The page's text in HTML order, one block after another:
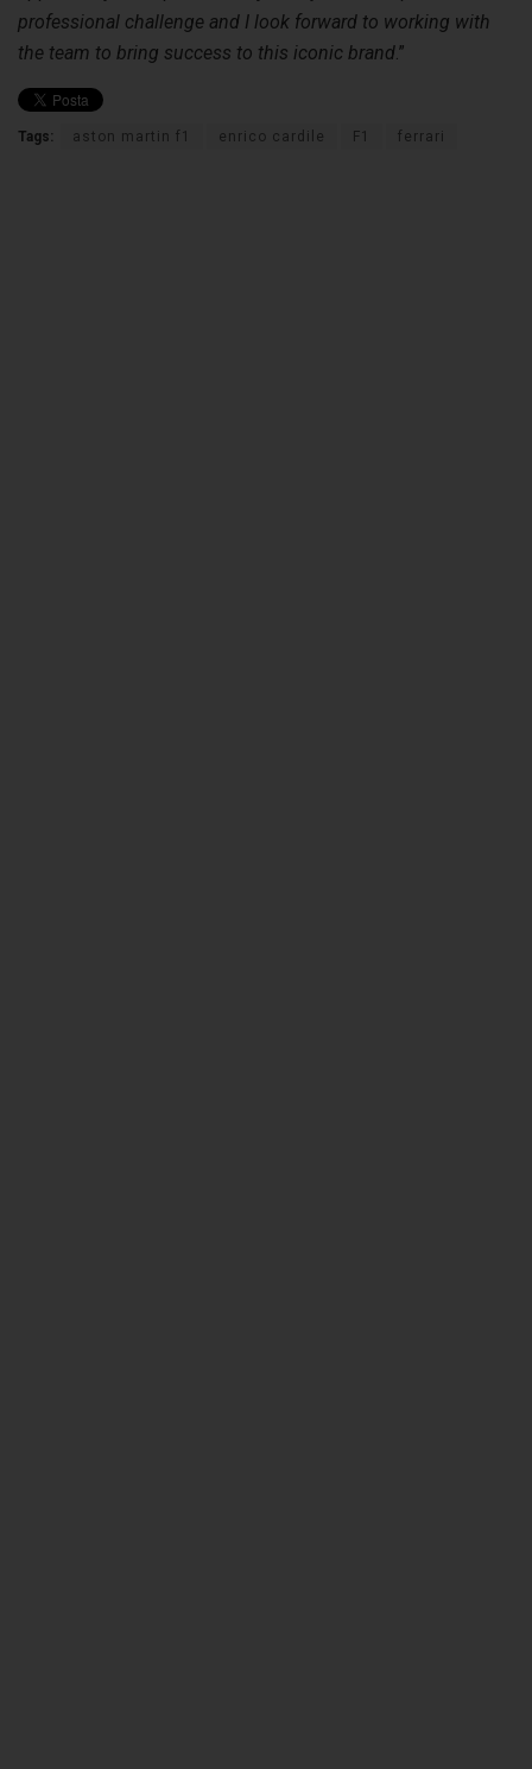
professional challenge and I look forward to working with
the team to bring success to this iconic brand.”
Tags: aston martin f1 enrico cardile F1 ferrari